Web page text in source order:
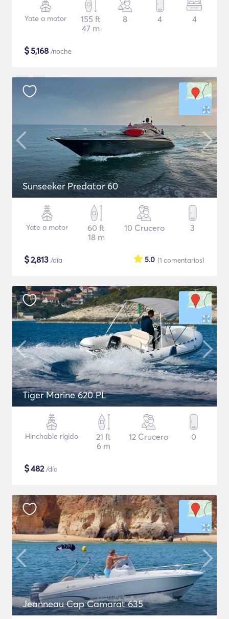
Yate a motor
155 ft
47 m
8 4 4
$5,168 /noche
Sunseeker Predator 60
Yate a motor
60 ft
18 m
10 Crucero 3
$2,813 /día (1 comentarios)
5.0
Tiger Marine 620 PL
Hinchable rígido
21 ft
6 m
12 Crucero 0
$482/día
Jeanneau Cap Camarat 635